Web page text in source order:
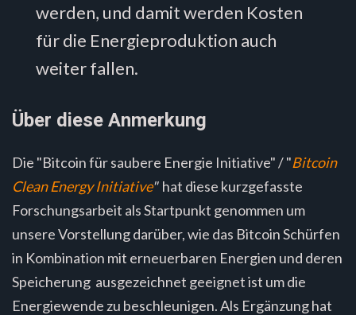
werden, und damit werden Kosten
für die Energieproduktion auch
weiter fallen.
Über diese Anmerkung
Die "Bitcoin für saubere Energie Initiative" / "Bitcoin
Clean Energy Initiative" hat diese kurzgefasste
Forschungsarbeit als Startpunkt genommen um
unsere Vorstellung darüber, wie das Bitcoin Schürfen
in Kombination mit erneuerbaren Energien und deren
Speicherung ausgezeichnet geeignet ist um die
Energiewende zu beschleunigen. Als Ergänzung hat